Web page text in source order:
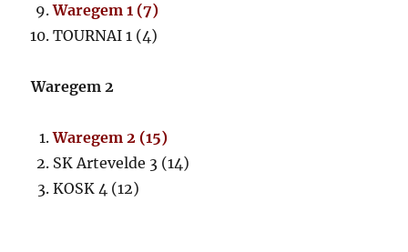
Waregem 1 (7)
TOURNAI 1 (4)
Waregem 2
Waregem 2 (15)
SK Artevelde 3 (14)
KOSK 4 (12)